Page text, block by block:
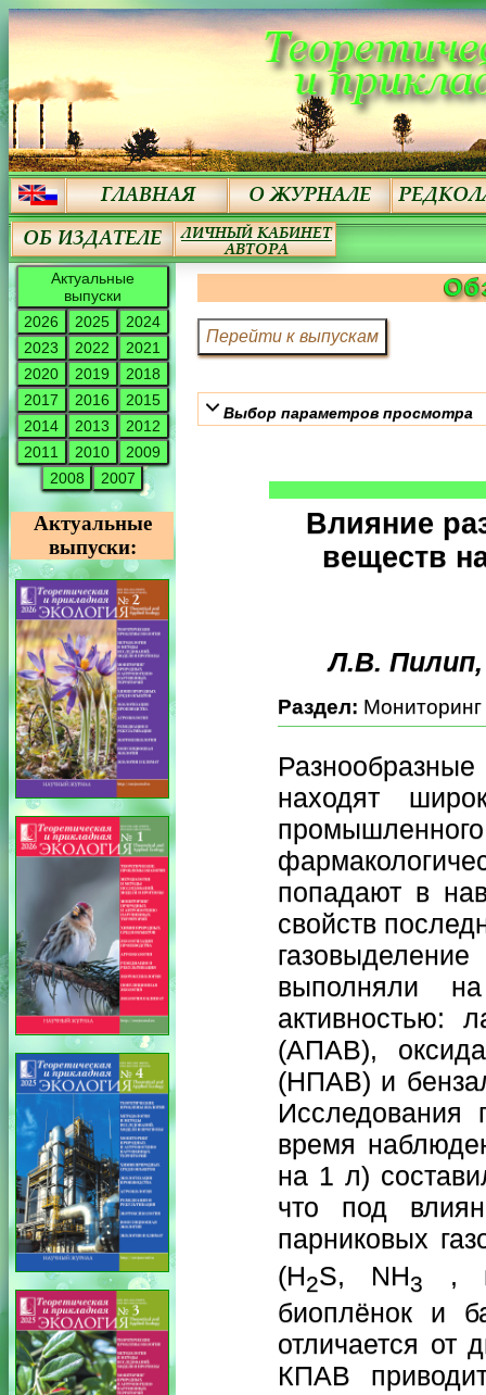
Актуальные
выпуски
2026
2025
2024
2023
2022
2021
2020
2019
2018
2017
2016
2015
2014
2013
2012
2011
2010
2009
2008
2007
Актуальные
выпуски:
Выбор параметров просмотра
Влияние
веществ
Л.В.
Раздел:
находят
попадают в
свойств
выполняли
активностью:
(АПАВ),
(НПАВ) и
Исследования
время
на 1 л)
что под
парниковых
(H2S, NH3
,
биоплёнок и
отличается от
КПАВ